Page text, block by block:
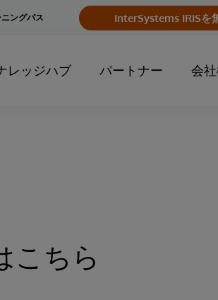
InterSystems IRISを
ングパス
レッジハブ パートナー 会
こちら